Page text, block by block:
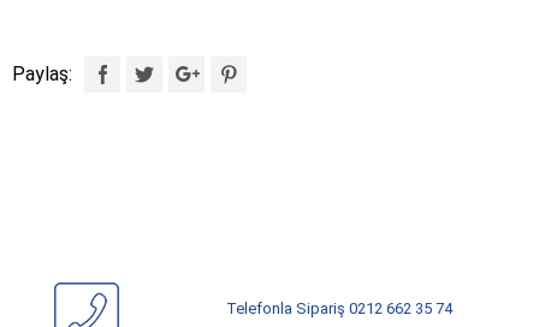
Paylaş:
Telefonla Sipariş 0212 662 35 74